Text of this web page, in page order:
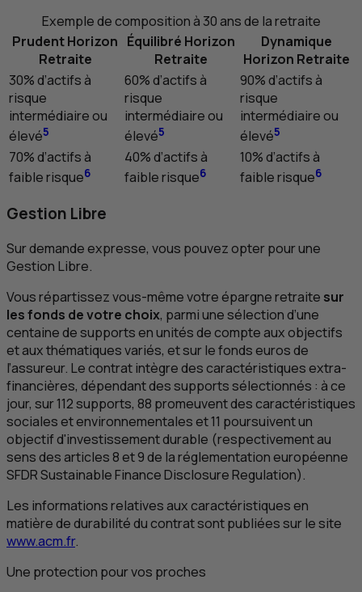
Exemple de composition à 30 ans de la retraite
Prudent Horizon
Retraite
Équilibré Horizon
Retraite
Dynamique
Horizon Retraite
30% d’actifs à
risque
intermédiaire ou
élevé5
60% d’actifs à
risque
intermédiaire ou
élevé5
90% d’actifs à
risque
intermédiaire ou
élevé5
70% d’actifs à
faible risque6
40% d’actifs à
faible risque6
10% d’actifs à
faible risque6
Gestion Libre
Sur demande expresse, vous pouvez opter pour une
Gestion Libre.
Vous répartissez vous-même votre épargne retraite sur
les fonds de votre choix, parmi une sélection d’une
centaine de supports en unités de compte aux objectifs
et aux thématiques variés, et sur le fonds euros de
l’assureur. Le contrat intègre des caractéristiques extra-
financières, dépendant des supports sélectionnés : à ce
jour, sur 112 supports, 88 promeuvent des caractéristiques
sociales et environnementales et 11 poursuivent un
objectif d'investissement durable (respectivement au
sens des articles 8 et 9 de la réglementation européenne
SFDRSustainable Finance Disclosure Regulation).
Les informations relatives aux caractéristiques en
matière de durabilité du contrat sont publiées sur le site
www.acm.fr.
Une protection pour vos proches